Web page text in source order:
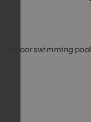
Indoor swimming pool